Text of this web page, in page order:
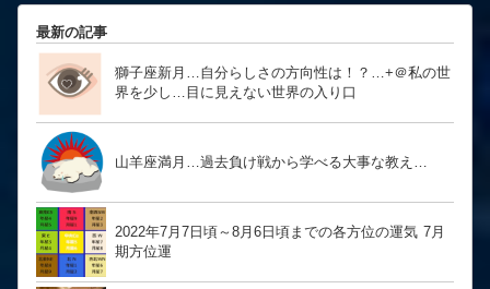
最新の記事
獅子座新月…自分らしさの方向性は！？… ​​​​​​​+＠私の世
界を少し…目に見えない世界の入り口
山羊座満月…過去負け戦から学べる大事な教え…
2022年7月7日頃～8月6日頃までの各方位の運気 7月
期方位運